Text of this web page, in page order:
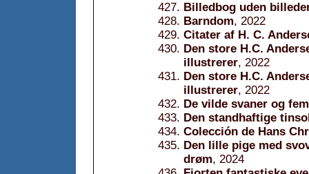
Billedbog uden
Barndom, 2022
Citater af H. C.
Den store H.C.
illustrerer, 2022
Den store H.C.
illustrerer, 2022
De vilde svaner og
Den standhaftige
Colección de Hans
Den lille pige med
drøm, 2024